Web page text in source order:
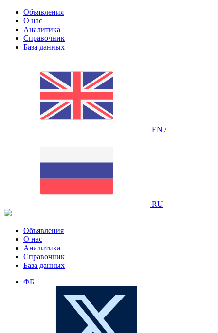
Объявления
О нас
Аналитика
Справочник
База данных
EN /
RU
Объявления
О нас
Аналитика
Справочник
База данных
ФБ